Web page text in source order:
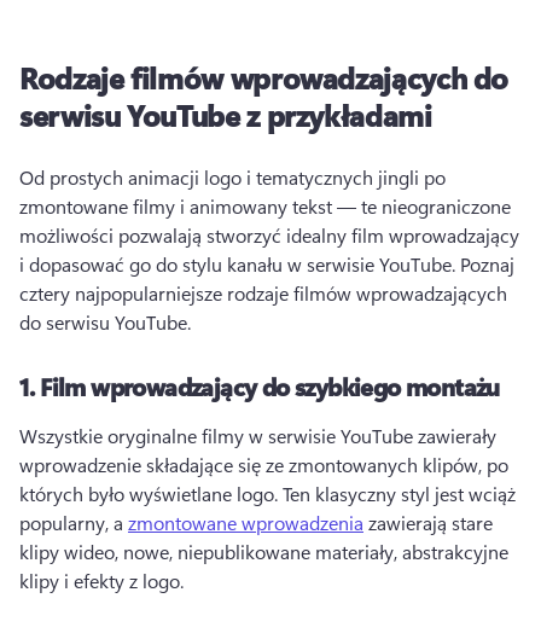
Rodzaje filmów wprowadzających do
serwisu YouTube z przykładami
Od prostych animacji logo i tematycznych jingli po
zmontowane filmy i animowany tekst — te nieograniczone
możliwości pozwalają stworzyć idealny film wprowadzający
i dopasować go do stylu kanału w serwisie YouTube. Poznaj
cztery najpopularniejsze rodzaje filmów wprowadzających
do serwisu YouTube.
1.Film wprowadzający do szybkiego montażu
Wszystkie oryginalne filmy w serwisie YouTube zawierały
wprowadzenie składające się ze zmontowanych klipów, po
których było wyświetlane logo. Ten klasyczny styl jest wciąż
popularny, a zmontowane wprowadzenia zawierają stare
klipy wideo, nowe, niepublikowane materiały, abstrakcyjne
klipy i efekty z logo.